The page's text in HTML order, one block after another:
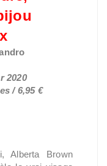
2020
/ 6,95 €
Alberta Brown